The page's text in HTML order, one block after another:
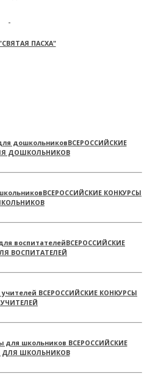
ПАСХА"
ВСЕРОССИЙСКИЕ
ДОШКОЛЬНИКОВ
ВСЕРОССИЙСКИЕ КОНКУРСЫ
ВСЕРОССИЙСКИЕ
ВОСПИТАТЕЛЕЙ
ВСЕРОССИЙСКИЕ КОНКУРСЫ
ВСЕРОССИЙСКИЕ
ШКОЛЬНИКОВ